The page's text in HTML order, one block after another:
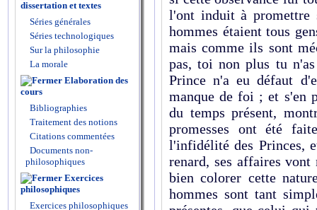
dissertation et textes
Séries générales
Séries technologiques
Sur la philosophie
La morale
Elaboration des
cours
Bibliographies
Traitement des notions
Citations commentées
Documents non-
philosophiques
Exercices
philosophiques
Exercices philosophiques
l'ont induit à promettre
hommes étaient tous
mais comme ils sont
pas, toi non plus tu
Prince n'a eu défaut
manque de foi ; et s'en
du temps présent,
promesses ont été
l'infidélité des Princes,
renard, ses affaires
bien colorer cette
hommes sont tant